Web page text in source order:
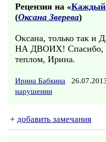
Рецензия на «Каждый
(Оксана Зверева)
Оксана, только
НА ДВОИХ! Спасибо,
теплом, Ирина.
Ирина Бабкина
нарушении
+ добавить замечания